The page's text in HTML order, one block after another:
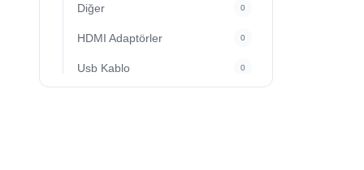
Diğer 0
HDMI Adaptörler 0
Usb Kablo 0